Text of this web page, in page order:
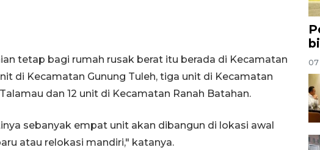
tetap bagi rumah rusak berat itu berada di Kecamatan
di Kecamatan Gunung Tuleh, tiga unit di Kecamatan
dan 12 unit di Kecamatan Ranah Batahan.
sebanyak empat unit akan dibangun di lokasi awal
atau relokasi mandiri," katanya.
07